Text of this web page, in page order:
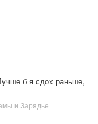
б я сдох раньше,
и Зарядье